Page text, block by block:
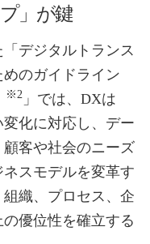
」が鍵
デジタルトランス
のガイドライン
※2 」では、DXは
変化に対応し、デー
客や社会のニーズ
スモデルを変革す
織、プロセス、企
優位性を確立する